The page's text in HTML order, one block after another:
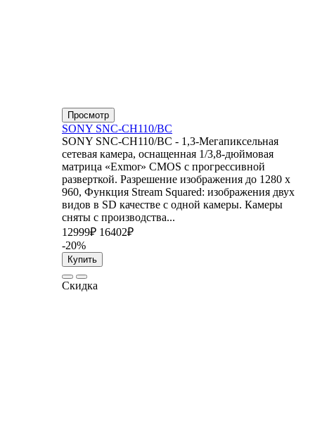
Просмотр
SONY SNC-CH110/BC
SONY SNC-CH110/BC - 1,3-Мегапиксельная
сетевая камера, оснащенная 1/3,8-дюймовая
матрица «Exmor» CMOS с прогрессивной
разверткой. Разрешение изображения до 1280 x
960, Функция Stream Squared: изображения двух
видов в SD качестве с одной камеры. Камеры
сняты с производства...
12999₽ 16402₽
-20%
Купить
Скидка